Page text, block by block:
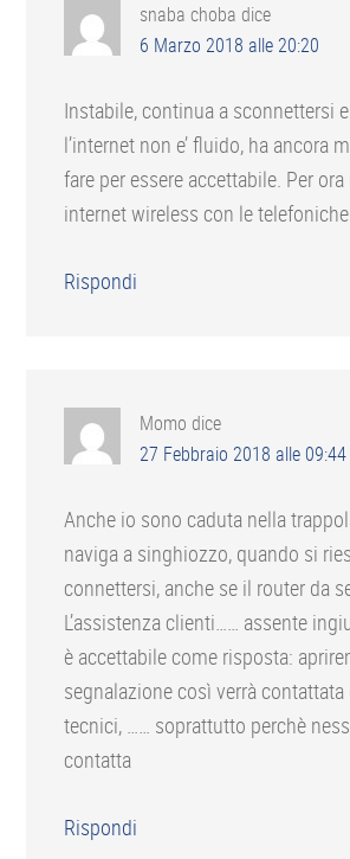
snaba choba dice
6 Marzo 2018 alle 20:20
Instabile, continua a sconnettersi
l’internet non e’ fluido, ha ancora
fare per essere accettabile. Per
internet wireless con le telefoniche
Rispondi
Momo dice
27 Febbraio 2018 alle 09:44
Anche io sono caduta nella
naviga a singhiozzo, quando si
connettersi, anche se il router da
L’assistenza clienti…… assente
è accettabile come risposta:
segnalazione così verrà
tecnici, …… soprattutto perchè
contatta
Rispondi